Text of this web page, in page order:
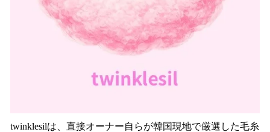
twinklesilは、直接オーナー自らが韓国現地で厳選した毛糸